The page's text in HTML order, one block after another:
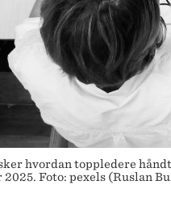
hvordan toppledere
Foto: pexels (Ruslan